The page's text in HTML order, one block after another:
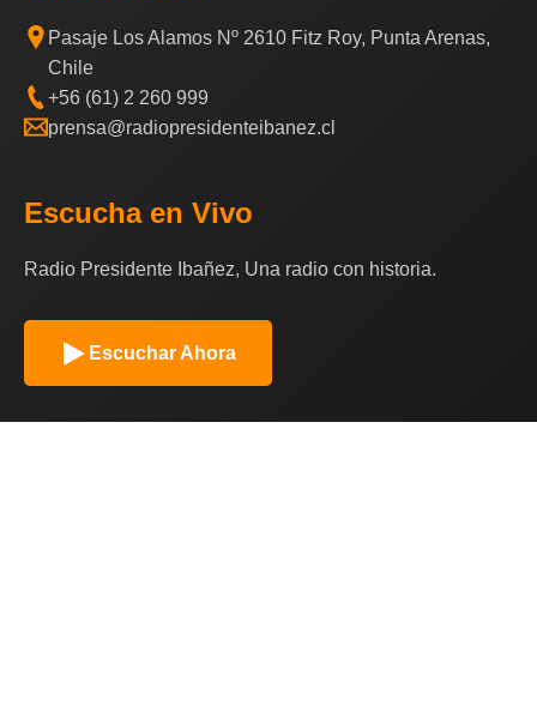
Pasaje Los Alamos Nº 2610 Fitz Roy, Punta Arenas,
Chile
+56 (61) 2 260 999
prensa@radiopresidenteibanez.cl
Escucha en Vivo
Radio Presidente Ibañez, Una radio con historia.
Escuchar Ahora